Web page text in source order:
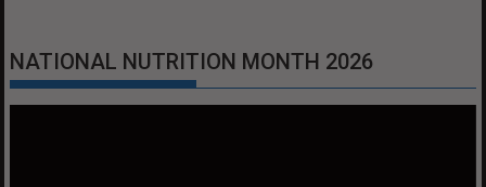
NATIONAL NUTRITION MONTH 2026